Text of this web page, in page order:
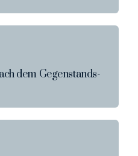
dem Gegenstands-